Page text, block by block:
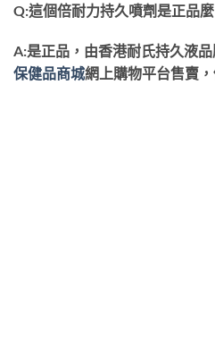
Q:這個倍耐力持久噴劑是正品麼
A:是正品，由香港耐氏持久液
保健品商城網上購物平台售賣